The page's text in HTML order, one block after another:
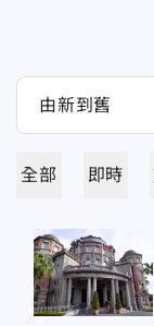
全部 即時